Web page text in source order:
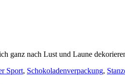
ganz nach Lust und Laune
Sport, Schokoladenverpackung,